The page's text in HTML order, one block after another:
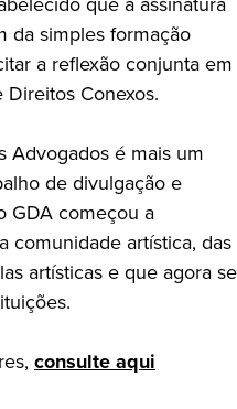
da simples formação
a reflexão conjunta em
Conexos.
Advogados é mais um
de divulgação e
GDA começou a
comunidade artística, das
artísticas e que agora se
consulte aqui